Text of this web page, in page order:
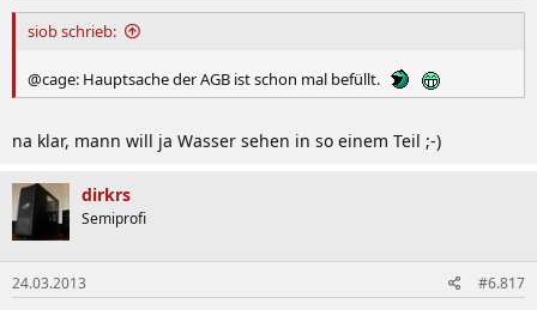
siob schrieb:
@cage: Hauptsache der AGB ist schon mal befüllt.
na klar, mann will ja Wasser sehen in so einem Teil ;-)
dirkrs
Semiprofi
24.03.2013 #6.817